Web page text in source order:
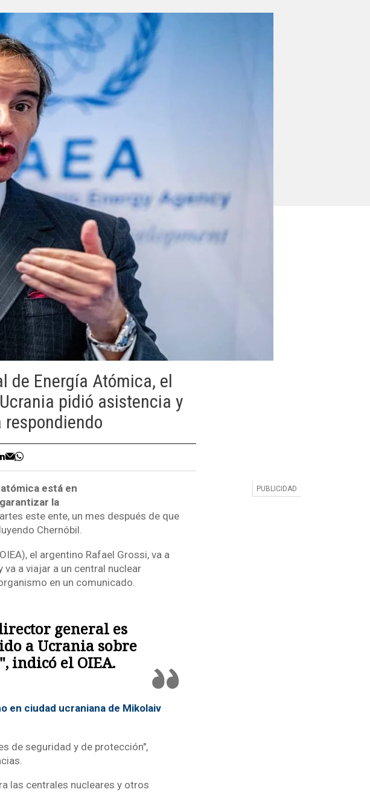
de Energía Atómica, el
pidió asistencia y
está en
la
este ente, un mes después de que
Chernóbil.
el argentino Rafael Grossi, va a
a viajar a un central nuclear
en un comunicado.
general es
a Ucrania sobre
indicó el OIEA.
en ciudad ucraniana de Mikolaiv
de seguridad y de protección",
las centrales nucleares y otros